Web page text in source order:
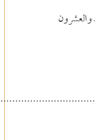
والعشرون